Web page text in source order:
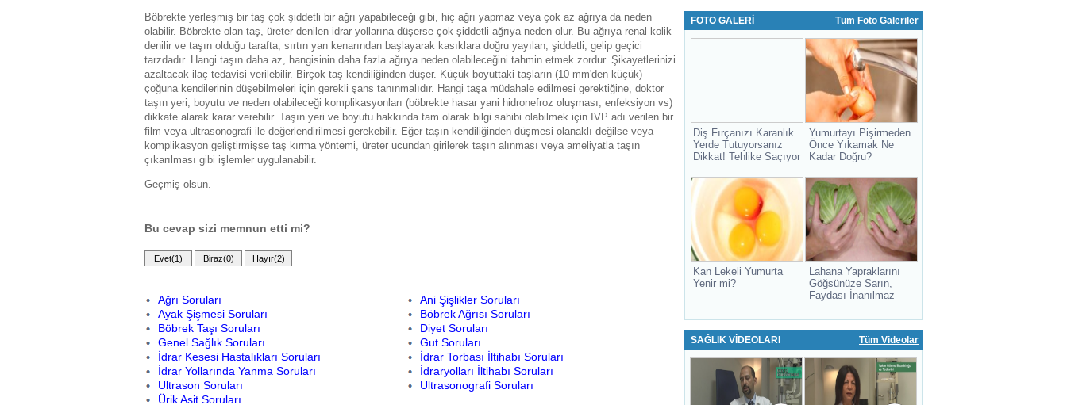
Böbrekte yerleşmiş bir taş çok şiddetli bir ağrı yapabileceği gibi, hiç ağrı yapmaz veya çok az ağrıya da neden
olabilir. Böbrekte olan taş, üreter denilen idrar yollarına düşerse çok şiddetli ağrıya neden olur. Bu ağrıya renal kolik
denilir ve taşın olduğu tarafta, sırtın yan kenarından başlayarak kasıklara doğru yayılan, şiddetli, gelip geçici
tarzdadır. Hangi taşın daha az, hangisinin daha fazla ağrıya neden olabileceğini tahmin etmek zordur. Şikayetlerinizi
azaltacak ilaç tedavisi verilebilir. Birçok taş kendiliğinden düşer. Küçük boyuttaki taşların (10 mm'den küçük)
çoğuna kendilerinin düşebilmeleri için gerekli şans tanınmalıdır. Hangi taşa müdahale edilmesi gerektiğine, doktor
taşın yeri, boyutu ve neden olabileceği komplikasyonları (böbrekte hasar yani hidronefroz oluşması, enfeksiyon vs)
dikkate alarak karar verebilir. Taşın yeri ve boyutu hakkında tam olarak bilgi sahibi olabilmek için IVP adı verilen bir
film veya ultrasonografi ile değerlendirilmesi gerekebilir. Eğer taşın kendiliğinden düşmesi olanaklı değilse veya
komplikasyon geliştirmişse taş kırma yöntemi, üreter ucundan girilerek taşın alınması veya ameliyatla taşın
çıkarılması gibi işlemler uygulanabilir.
Geçmiş olsun.
Bu cevap sizi memnun etti mi?
Ağrı Soruları
Ani Şişlikler Soruları
Ayak Şişmesi Soruları
Böbrek Ağrısı Soruları
Böbrek Taşı Soruları
Diyet Soruları
Genel Sağlık Soruları
Gut Soruları
İdrar Kesesi Hastalıkları Soruları
İdrar Torbası İltihabı Soruları
İdrar Yollarında Yanma Soruları
İdraryolları İltihabı Soruları
Ultrason Soruları
Ultrasonografi Soruları
Ürik Asit Soruları
FOTO GALERİ Tüm Foto Galeriler
Diş Fırçanızı Karanlık
Yerde Tutuyorsanız
Dikkat! Tehlike Saçıyor
Yumurtayı Pişirmeden
Önce Yıkamak Ne
Kadar Doğru?
Kan Lekeli Yumurta
Yenir mi?
Lahana Yapraklarını
Göğsünüze Sarın,
Faydası İnanılmaz
SAĞLIK VİDEOLARI Tüm Videolar